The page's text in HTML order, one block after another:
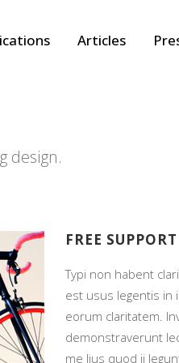
Articles
design.
FREE SUPPORT
Typi non habent
est usus legentis in
eorum claritatem.
demonstraverunt
me lius quod ii